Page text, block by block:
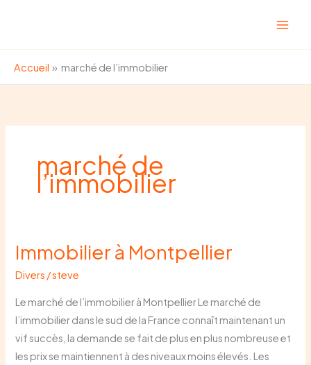
Accueil
marché de l’immobilier
marché de
l’immobilier
Immobilier à Montpellier
Divers /steve
Le marché de l’immobilier à Montpellier Le marché de
l’immobilier dans le sud de la France connaît maintenant un
vif succès, la demande se fait de plus en plus nombreuse et
les prix se maintiennent à des niveaux moins élevés. Les
Immobilier
Montpellier